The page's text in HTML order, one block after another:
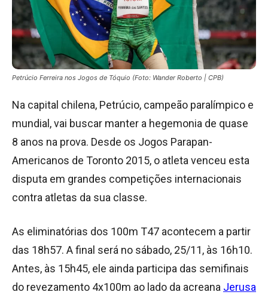
Petrúcio Ferreira nos Jogos de Tóquio (Foto: Wander Roberto | CPB)
Na capital chilena, Petrúcio, campeão paralímpico e
mundial, vai buscar manter a hegemonia de quase
8 anos na prova. Desde os Jogos Parapan-
Americanos de Toronto 2015, o atleta venceu esta
disputa em grandes competições internacionais
contra atletas da sua classe.
As eliminatórias dos 100m T47 acontecem a partir
das 18h57. A final será no sábado, 25/11, às 16h10.
Antes, às 15h45, ele ainda participa das semifinais
do revezamento 4x100m ao lado da acreana Jerusa